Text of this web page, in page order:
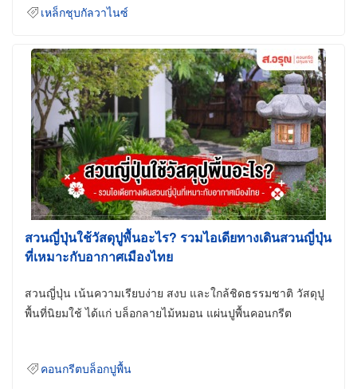
เหล็กชุบกัลวาไนซ์
สวนญี่ปุ่นใช้วัสดุปูพื้นอะไร? รวมไอเดียทางเดินสวนญี่ปุ่น
ที่เหมาะกับอากาศเมืองไทย
สวนญี่ปุ่น เน้นความเรียบง่าย สงบ และใกล้ชิดธรรมชาติ วัสดุปู
พื้นที่นิยมใช้ ได้แก่ บล็อกลายไม้หมอน แผ่นปูพื้นคอนกรีต
คอนกรีตบล็อกปูพื้น